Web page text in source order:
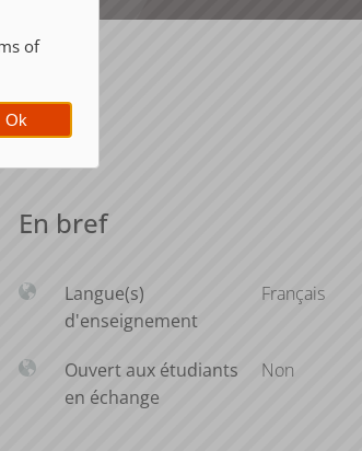
En bref
Langue(s)
d'enseignement
Français
Ouvert aux étudiants
en échange
Non
of
Ok